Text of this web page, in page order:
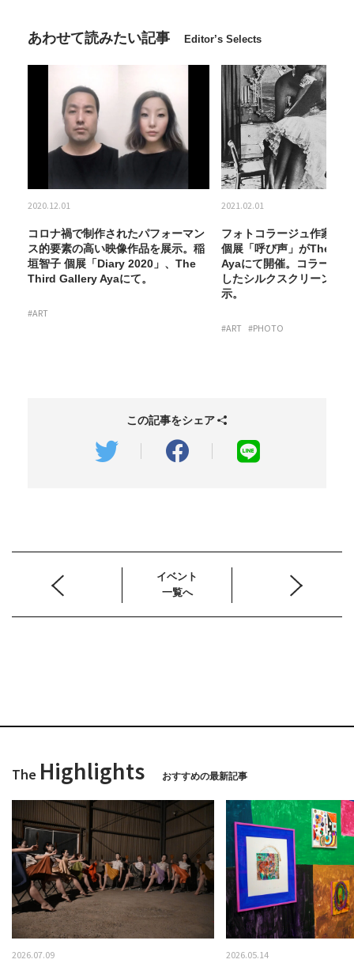
あわせて読みたい記事 Editor’s Selects
2020.12.01
コロナ禍で制作されたパフォーマン
ス的要素の高い映像作品を展示。稲
垣智子 個展「Diary 2020」、The
Third Gallery Ayaにて。
#ART
2021.02.01
フォトコラージュ作家・
個展「呼び声」がThe
Ayaにて開催。コラージ
したシルクスクリーンの
示。
#ART #PHOTO
この記事をシェア
イベント
一覧へ
The Highlights おすすめの最新記事
2026.07.09 2026.05.14